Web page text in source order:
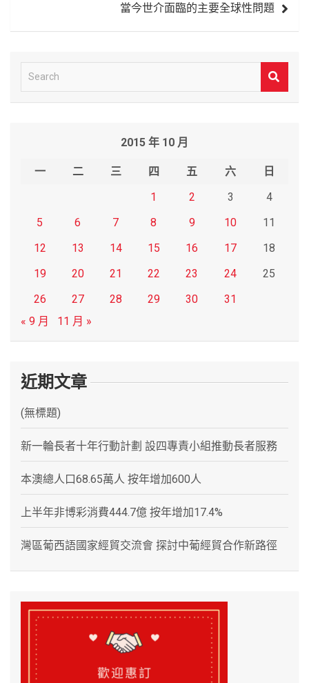
當今世介面臨的主要全球性問題
e
2015 年 10 月
一 二 三 四 五 六
日
1
2 3
4
5
6 7 8 9 10
11
12
13 14 15 16 17
18
19
20 21 22 23 24
25
26
27 28 29 30
31
« 9 月
11 月 »
近期文章
(無標題)
新一輪長者十年行動計劃 設四專責小組推動長者服務
本澳總人口68.65萬人 按年增加600人
上半年非博彩消費444.7億 按年增加17.4%
灣區葡西語國家經貿交流會 探討中葡經貿合作新路徑